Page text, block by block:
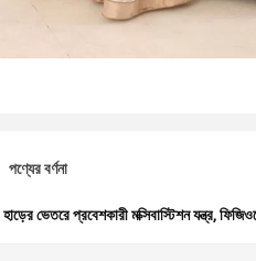
পণ্যের বর্ণনা
হাড়ের ভেতরে প্রবেশকারী মক্সিবাস্টিশন যন্ত্র,